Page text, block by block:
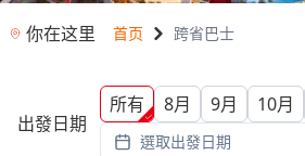
你在这里 首页 跨省巴士
出發日期
所有 8月 9月 10月
選取出發日期